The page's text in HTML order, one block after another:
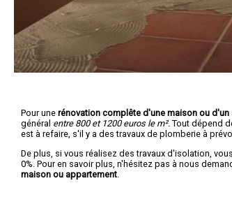
Pour une rénovation complête d'une maison ou d'un
général entre 800 et 1200 euros le m². Tout dépend
est à refaire, s'il y a des travaux de plomberie à
De plus, si vous réalisez des travaux d'isolation,
0%. Pour en savoir plus, n'hésitez pas à nous
maison ou appartement